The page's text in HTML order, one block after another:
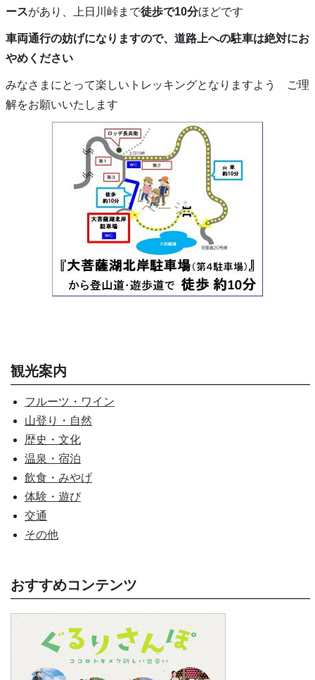
ースがあり、上日川峠まで徒歩で10分ほどです
車両通行の妨げになりますので、道路上への駐車は絶対にお
やめください
みなさまにとって楽しいトレッキングとなりますよう ご理
解をお願いいたします
観光案内
フルーツ・ワイン
山登り・自然
歴史・文化
温泉・宿泊
飲食・みやげ
体験・遊び
交通
その他
おすすめコンテンツ